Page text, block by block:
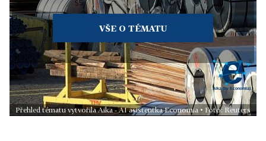
VŠE O TÉMATU
Přehled tématu vytvořila Aika - AI asistentka Economia • Foto: Reuters